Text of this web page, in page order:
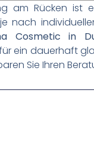
am Rücken ist
nach
Cosmetic in
ein dauerhaft
Sie Ihren